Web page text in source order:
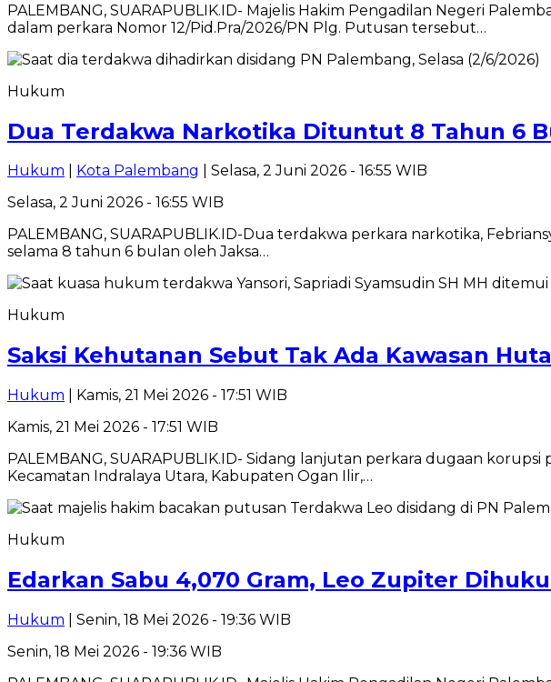
PALEMBANG, SUARAPUBLIK.ID- Majelis Hakim Pengadilan Negeri
dalam perkara Nomor 12/Pid.Pra/2026/PN Plg. Putusan tersebut…
Hukum
Dua Terdakwa Narkotika Dituntut 8 Tahun 6
Hukum Kota Palembang
| Selasa, 2 Juni 2026 - 16:55 WIB
Selasa, 2 Juni 2026 - 16:55 WIB
PALEMBANG, SUARAPUBLIK.ID-Dua terdakwa perkara narkotika,
selama 8 tahun 6 bulan oleh Jaksa…
Hukum
Saksi Kehutanan Sebut Tak Ada Kawasan
Hukum | Kamis, 21 Mei 2026 - 17:51 WIB
Kamis, 21 Mei 2026 - 17:51 WIB
PALEMBANG, SUARAPUBLIK.ID- Sidang lanjutan perkara dugaan
Kecamatan Indralaya Utara, Kabupaten Ogan Ilir,…
Hukum
Edarkan Sabu 4,070 Gram, Leo Zupiter
Hukum | Senin, 18 Mei 2026 - 19:36 WIB
Senin, 18 Mei 2026 - 19:36 WIB